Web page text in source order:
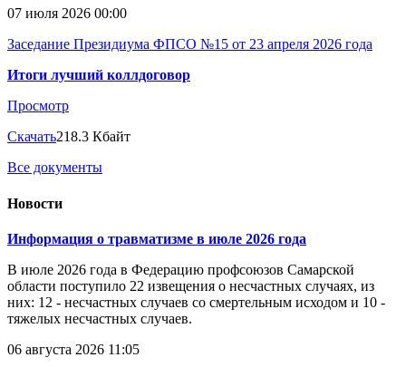
07 июля 2026 00:00
Заседание Президиума ФПСО №15 от 23 апреля 2026 года
Итоги лучший коллдоговор
Просмотр
Скачать218.3 Кбайт
Все документы
Новости
Информация о травматизме в июле 2026 года
В июле 2026 года в Федерацию профсоюзов Самарской
области поступило 22 извещения о несчастных случаях, из
них: 12 - несчастных случаев со смертельным исходом и 10 -
тяжелых несчастных случаев.
06 августа 2026 11:05